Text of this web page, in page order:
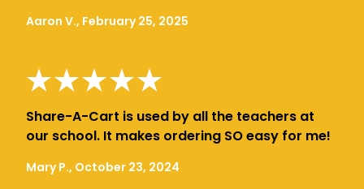
Aaron V., February 25, 2025
Share-A-Cart is used by all the teachers at
our school. It makes ordering SO easy for me!
Mary P., October 23, 2024